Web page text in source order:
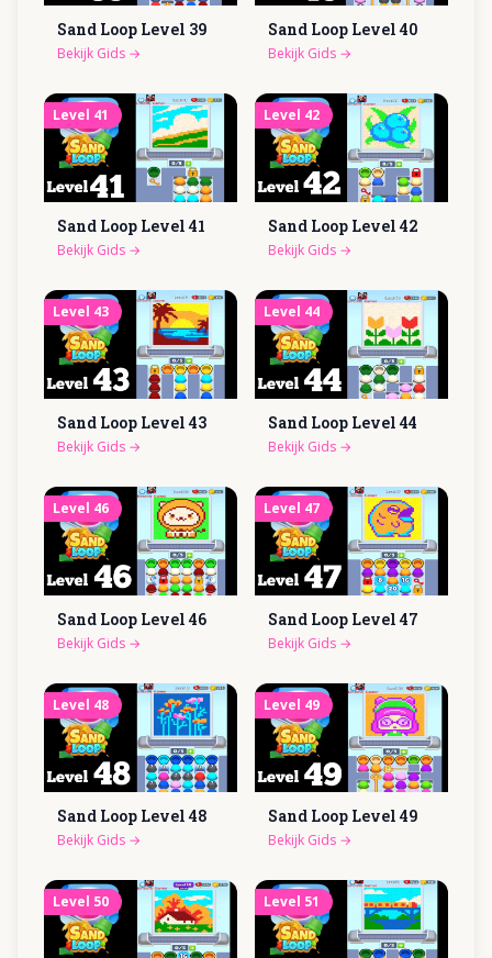
Sand Loop Level 39
Bekijk Gids →
Sand Loop Level 40
Bekijk Gids →
Level 41
Sand Loop Level 41
Bekijk Gids →
Level 42
Sand Loop Level 42
Bekijk Gids →
Level 43
Sand Loop Level 43
Bekijk Gids →
Level 44
Sand Loop Level 44
Bekijk Gids →
Level 46
Sand Loop Level 46
Bekijk Gids →
Level 47
Sand Loop Level 47
Bekijk Gids →
Level 48
Sand Loop Level 48
Bekijk Gids →
Level 49
Sand Loop Level 49
Bekijk Gids →
Level 50 Level 51